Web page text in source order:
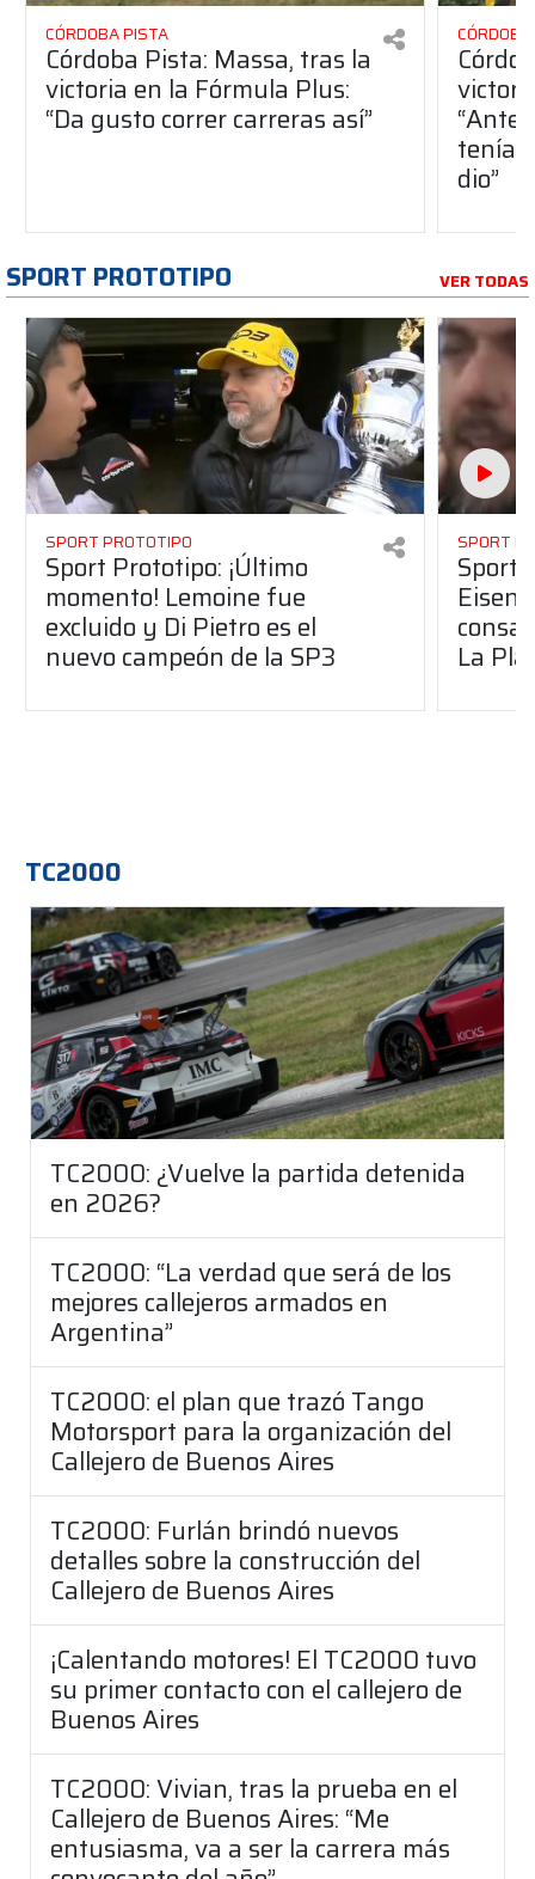
CÓRDOBA PISTA
Córdoba Pista: Massa, tras la
victoria en la Fórmula Plus:
“Da gusto correr carreras así”
dio”
SPORT PROTOTIPO VER TODAS
SPORT PROTOTIPO
Sport Prototipo: ¡Último
momento! Lemoine fue
excluido y Di Pietro es el
nuevo campeón de la SP3
SPORT
Sport
La
TC2000
TC2000: ¿Vuelve la partida detenida
en 2026?
TC2000: “La verdad que será de los
mejores callejeros armados en
Argentina”
TC2000: el plan que trazó Tango
Motorsport para la organización del
Callejero de Buenos Aires
TC2000: Furlán brindó nuevos
detalles sobre la construcción del
Callejero de Buenos Aires
¡Calentando motores! El TC2000 tuvo
su primer contacto con el callejero de
Buenos Aires
TC2000: Vivian, tras la prueba en el
Callejero de Buenos Aires: “Me
entusiasma, va a ser la carrera más